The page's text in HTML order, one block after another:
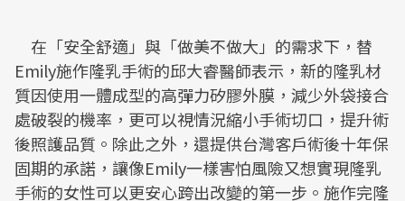
在「安全舒適」與「做美不做大」的需求下，替
Emily施作隆乳手術的邱大睿醫師表示，新的隆乳材
質因使用一體成型的高彈力矽膠外膜，減少外袋接合
處破裂的機率，更可以視情況縮小手術切口，提升術
後照護品質。除此之外，還提供台灣客戶術後十年保
固期的承諾，讓像Emily一樣害怕風險又想實現隆乳
手術的女性可以更安心跨出改變的第一步。施作完隆